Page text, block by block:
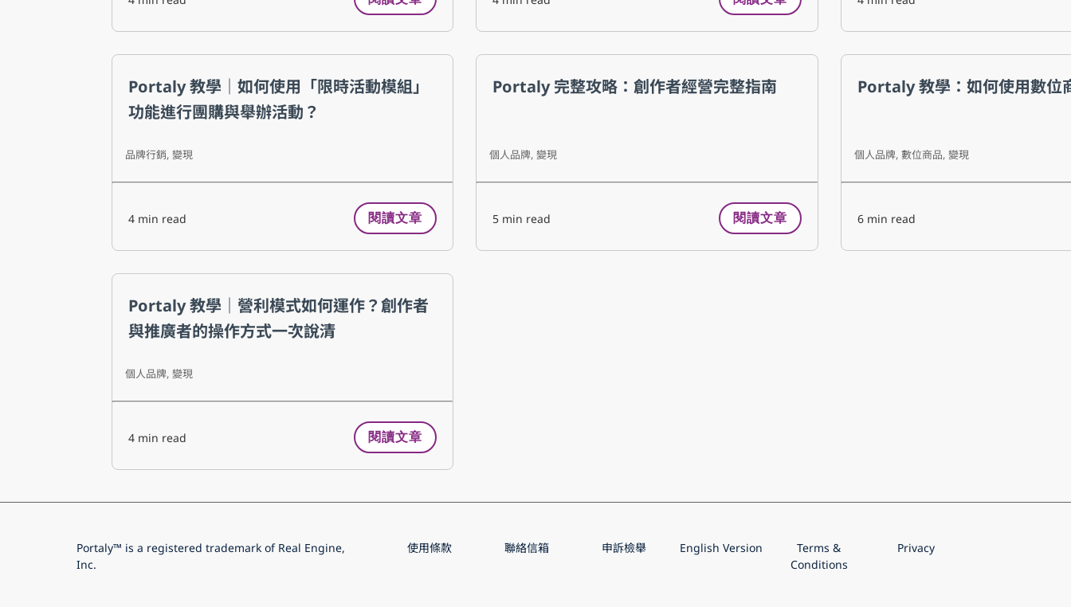
Portaly 教學｜如何使用「限時活動模組」
功能進行團購與舉辦活動？
品牌行銷, 變現
4 min read 閱讀文章
Portaly 完整攻略：創作者經營完整指南
個人品牌, 變現
5 min read 閱讀文章
Portaly 教學：如何使用數位
個人品牌, 數位商品, 變現
6min read
Portaly 教學｜營利模式如何運作？創作者
與推廣者的操作方式一次說清
個人品牌, 變現
4 min read 閱讀文章
Portaly™ is a registered trademark of Real Engine,
Inc.
使用條款 聯絡信箱 申訴檢舉 English Version
Terms &
Conditions
Privacy